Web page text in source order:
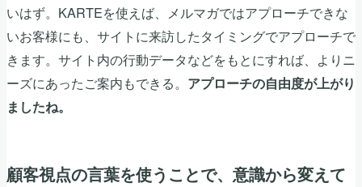
いはず。KARTEを使えば、メルマガではアプローチできな
いお客様にも、サイトに来訪したタイミングでアプローチで
きます。サイト内の行動データなどをもとにすれば、よりニ
ーズにあったご案内もできる。 アプローチの自由度が上がり
ましたね。
顧客視点の言葉を使うことで、意識から変えて